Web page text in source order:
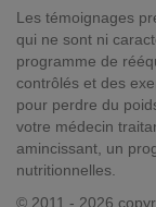
Les témoignages
qui ne sont ni
programme de
contrôlés et des
pour perdre du
votre médecin
amincissant, un
nutritionnelles.
© 2011 - 2026